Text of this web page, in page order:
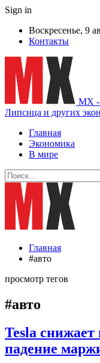
Sign in
Воскресенье, 9
Контакты
MX -
Липсица и других
Главная
Экономика
В мире
Главная
#авто
просмотр тегов
#авто
Tesla
падение